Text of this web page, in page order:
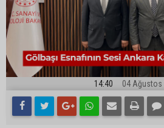
14:40 04 Ağustos